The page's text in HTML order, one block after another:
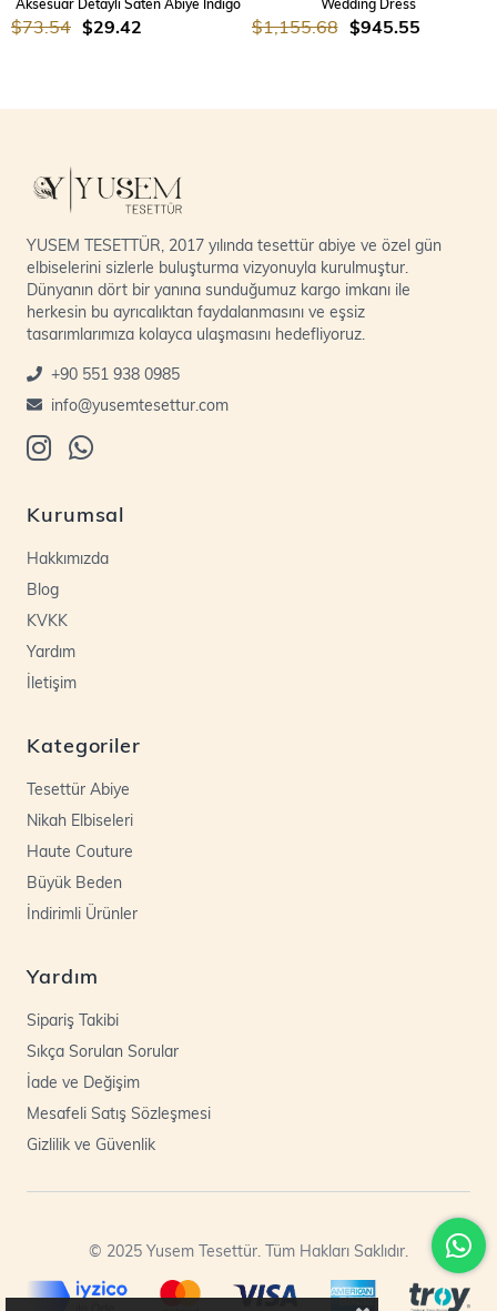
Aksesuar Detaylı Saten Abiye İndigo
$29.42
$73.54
Wedding Dress
$945.55
$1,155.68
YUSEM TESETTÜR, 2017 yılında tesettür abiye ve özel gün
elbiselerini sizlerle buluşturma vizyonuyla kurulmuştur.
Dünyanın dört bir yanına sunduğumuz kargo imkanı ile
herkesin bu ayrıcalıktan faydalanmasını ve eşsiz
tasarımlarımıza kolayca ulaşmasını hedefliyoruz.
+90 551 938 0985
info@yusemtesettur.com
Kurumsal
Hakkımızda
Blog
KVKK
Yardım
İletişim
Kategoriler
Tesettür Abiye
Nikah Elbiseleri
Haute Couture
Büyük Beden
İndirimli Ürünler
Yardım
Sipariş Takibi
Sıkça Sorulan Sorular
İade ve Değişim
Mesafeli Satış Sözleşmesi
Gizlilik ve Güvenlik
© 2025 Yusem Tesettür. Tüm Hakları Saklıdır.